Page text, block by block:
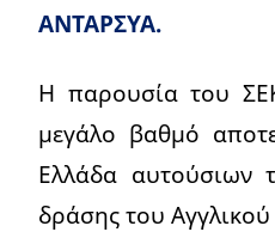
ΑΝΤΑΡΣΥΑ.
Η παρουσία του
μεγάλο βαθμό
Ελλάδα αυτούσιων
δράσης του